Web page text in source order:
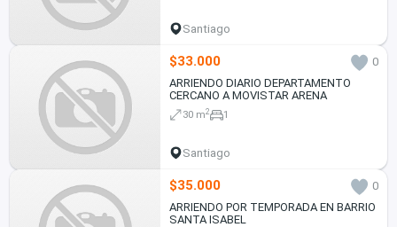
Santiago
$33.000
0
ARRIENDO DIARIO DEPARTAMENTO
CERCANO A MOVISTAR ARENA
30 m2 1
Santiago
$35.000
0
ARRIENDO POR TEMPORADA EN BARRIO
SANTA ISABEL